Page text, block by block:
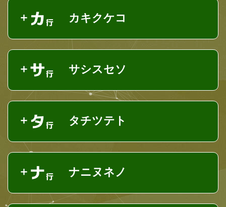
カキクケコ
サシスセソ
タチツテト
ナニヌネノ